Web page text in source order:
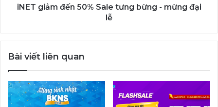
iNET giảm đến 50% Sale tưng bừng - mừng đại
lễ
Bài viết liên quan